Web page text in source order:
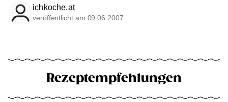
ichkoche.at
veröffentlicht am 09.06.2007
Rezeptempfehlungen